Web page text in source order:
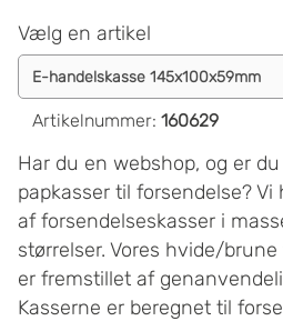
Vælg en artikel
Artikelnummer: 160629
Har du en webshop, og er
papkasser til forsendelse?
af forsendelseskasser i
størrelser. Vores hvide/
er fremstillet af
Kasserne er beregnet til